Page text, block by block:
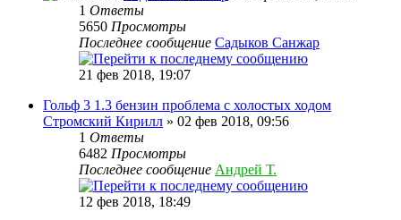
1 Ответы
5650 Просмотры
Последнее сообщение Садыков Санжар
21 фев 2018, 19:07
Гольф 3 1.3 бензин проблема с холостых ходом
Стромский Кирилл » 02 фев 2018, 09:56
1 Ответы
6482 Просмотры
Последнее сообщение Андрей Т.
12 фев 2018, 18:49